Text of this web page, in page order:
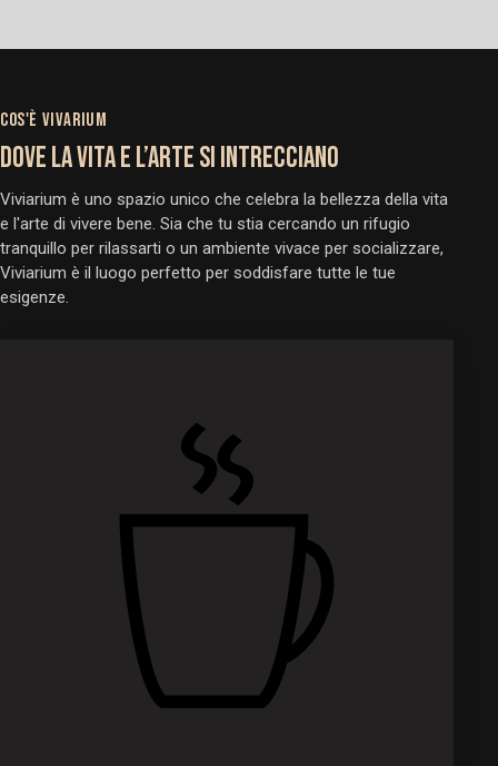
COS'È VIVARIUM
DOVE LA VITA E L’ARTE SI INTRECCIANO
Viviarium è uno spazio unico che celebra la bellezza della vita
e l'arte di vivere bene. Sia che tu stia cercando un rifugio
tranquillo per rilassarti o un ambiente vivace per socializzare,
Viviarium è il luogo perfetto per soddisfare tutte le tue
esigenze.